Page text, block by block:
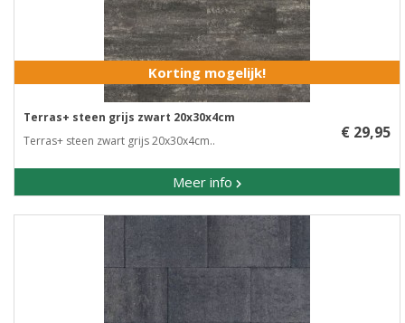
Korting mogelijk!
Terras+ steen grijs zwart 20x30x4cm
Terras+ steen zwart grijs 20x30x4cm..
Meer info
€ 29,95